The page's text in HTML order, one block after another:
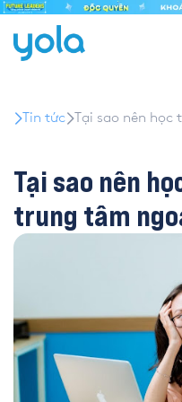
Tin tức Tại sao nên
Tại sao nên
trung tâm